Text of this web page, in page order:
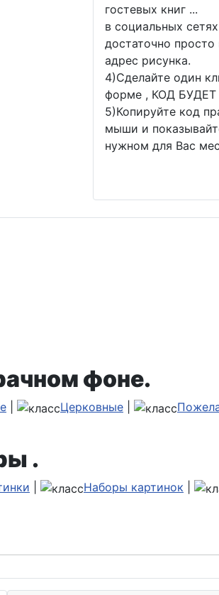
гостевых книг ...
в социальных
достаточно просто
адрес рисунка.
4)Сделайте один
форме , КОД
5)Копируйте код
мыши и
нужном для Вас
фоне.
Церковные
.
Наборы картинок